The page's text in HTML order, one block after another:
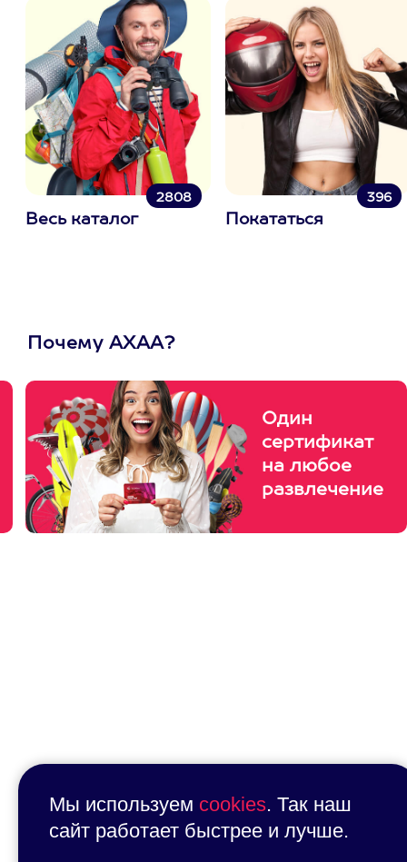
2808
Весь каталог
396
Покататься
Почему АХАА?
Один
сертификат
на любое
развлечение
Мы используем cookies. Так наш
сайт работает быстрее и лучше.